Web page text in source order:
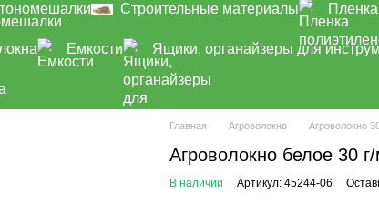
Строительные материалы
Емкости Ящики, органайзеры для
Главная Агроволокно Агроволокно
Агроволокно белое 30
В наличии Артикул: 45244-06